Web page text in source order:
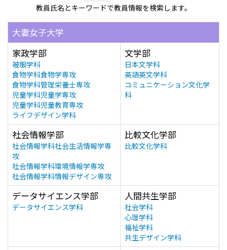
教員氏名とキーワードで教員情報を検索します。
大妻女子大学
家政学部
被服学科
食物学科食物学専攻
食物学科管理栄養士専攻
児童学科児童学専攻
児童学科児童教育専攻
ライフデザイン学科
文学部
日本文学科
英語英文学科
コミュニケーション文化学
科
社会情報学部
社会情報学科社会生活情報学専
攻
社会情報学科環境情報学専攻
社会情報学科情報デザイン専攻
比較文化学部
比較文化学科
データサイエンス学部
データサイエンス学科
人間共生学部
社会学科
心理学科
福祉学科
共生デザイン学科